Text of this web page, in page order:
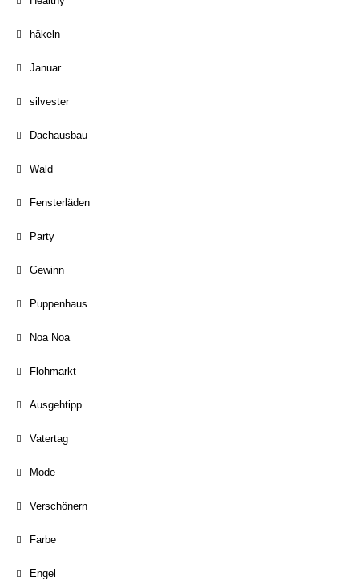
häkeln
Januar
silvester
Dachausbau
Wald
Fensterläden
Party
Gewinn
Puppenhaus
Noa Noa
Flohmarkt
Ausgehtipp
Vatertag
Mode
Verschönern
Farbe
Engel